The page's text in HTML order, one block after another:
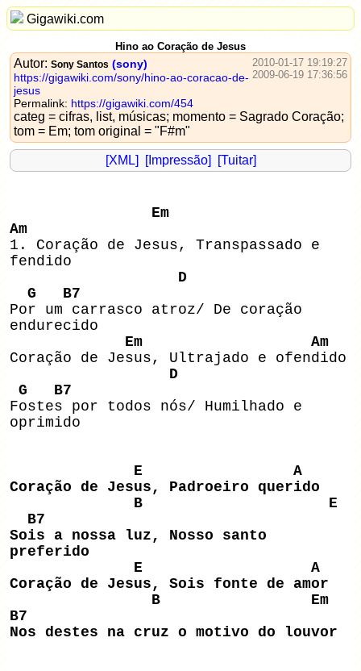
Gigawiki.com
Hino ao Coração de Jesus
2010-01-17 19:19:27
2009-06-19 17:36:56
Autor: Sony Santos (sony)
https://gigawiki.com/sony/hino-ao-coracao-de-
jesus
Permalink: https://gigawiki.com/454
categ = cifras, list, músicas; momento = Sagrado Coração;
tom = Em; tom original = "F#m"
[XML] [Impressão] [Tuitar]
Em
Am
1. Coração de Jesus, Transpassado e
fendido
D
G B7
Por um carrasco atroz/ De coração
endurecido
Em Am
Coração de Jesus, Ultrajado e ofendido
D
G B7
Fostes por todos nós/ Humilhado e
oprimido
E A
Coração de Jesus, Padroeiro querido
B E
B7
Sois a nossa luz, Nosso santo
preferido
E A
Coração de Jesus, Sois fonte de amor
B Em
B7
Nos destes na cruz o motivo do louvor